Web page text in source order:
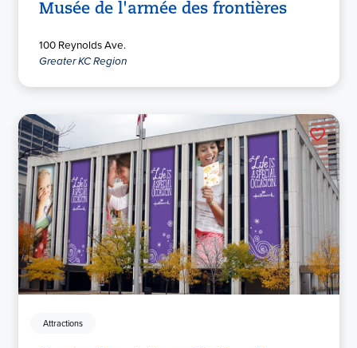
Musée de l'armée des frontières
100 Reynolds Ave.
Greater KC Region
Attractions